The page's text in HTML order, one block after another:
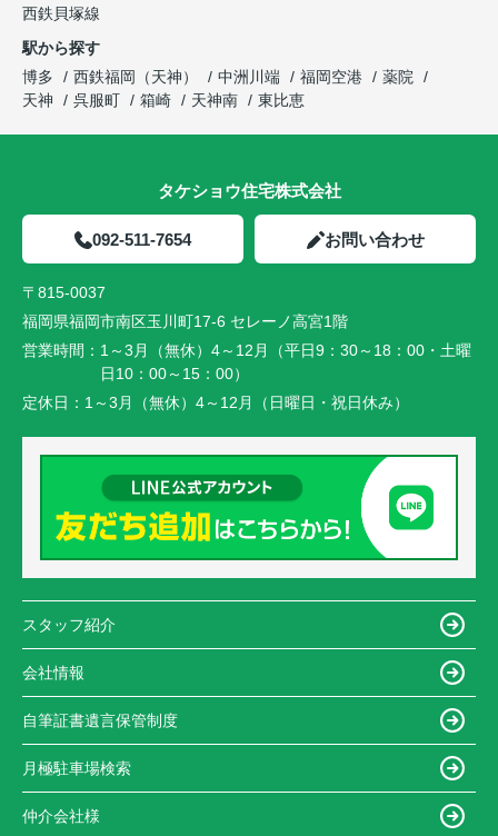
西鉄貝塚線
駅から探す
博多
西鉄福岡（天神） 中洲川端 福岡空港
薬院
天神
呉服町 箱崎 天神南 東比恵
タケショウ住宅株式会社
092-511-7654 お問い合わせ
〒815-0037
福岡県福岡市南区玉川町17-6 セレーノ高宮1階
営業時間： 1～3月（無休）4～12月（平日9：30～18：00・土曜
日10：00～15：00）
定休日： 1～3月（無休）4～12月（日曜日・祝日休み）
スタッフ紹介
会社情報
自筆証書遺言保管制度
月極駐車場検索
仲介会社様